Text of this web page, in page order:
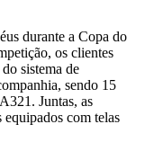
durante a Copa do
os clientes
sistema de
sendo 15
Juntas, as
equipados com telas